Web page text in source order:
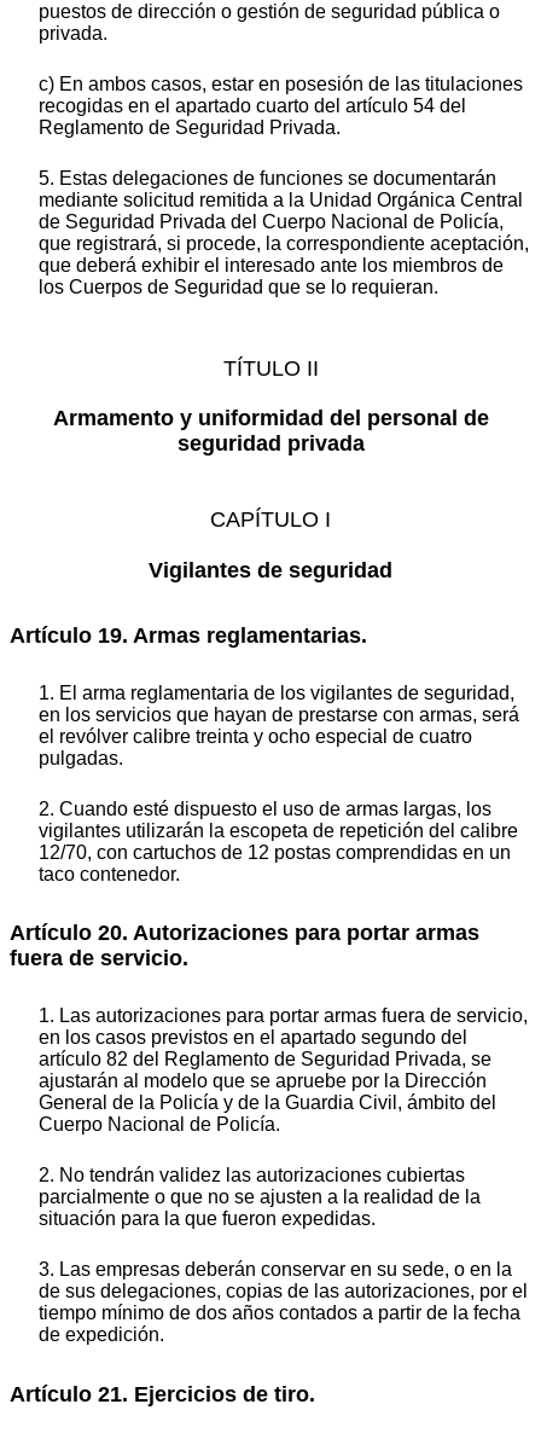
puestos de dirección o gestión de seguridad pública o
privada.
c) En ambos casos, estar en posesión de las titulaciones
recogidas en el apartado cuarto del artículo 54 del
Reglamento de Seguridad Privada.
5. Estas delegaciones de funciones se documentarán
mediante solicitud remitida a la Unidad Orgánica Central
de Seguridad Privada del Cuerpo Nacional de Policía,
que registrará, si procede, la correspondiente aceptación,
que deberá exhibir el interesado ante los miembros de
los Cuerpos de Seguridad que se lo requieran.
TÍTULO II
Armamento y uniformidad del personal de
seguridad privada
CAPÍTULO I
Vigilantes de seguridad
Artículo 19. Armas reglamentarias.
1. El arma reglamentaria de los vigilantes de seguridad,
en los servicios que hayan de prestarse con armas, será
el revólver calibre treinta y ocho especial de cuatro
pulgadas.
2. Cuando esté dispuesto el uso de armas largas, los
vigilantes utilizarán la escopeta de repetición del calibre
12/70, con cartuchos de 12 postas comprendidas en un
taco contenedor.
Artículo 20. Autorizaciones para portar armas
fuera de servicio.
1. Las autorizaciones para portar armas fuera de servicio,
en los casos previstos en el apartado segundo del
artículo 82 del Reglamento de Seguridad Privada, se
ajustarán al modelo que se apruebe por la Dirección
General de la Policía y de la Guardia Civil, ámbito del
Cuerpo Nacional de Policía.
2. No tendrán validez las autorizaciones cubiertas
parcialmente o que no se ajusten a la realidad de la
situación para la que fueron expedidas.
3. Las empresas deberán conservar en su sede, o en la
de sus delegaciones, copias de las autorizaciones, por el
tiempo mínimo de dos años contados a partir de la fecha
de expedición.
Artículo 21. Ejercicios de tiro.